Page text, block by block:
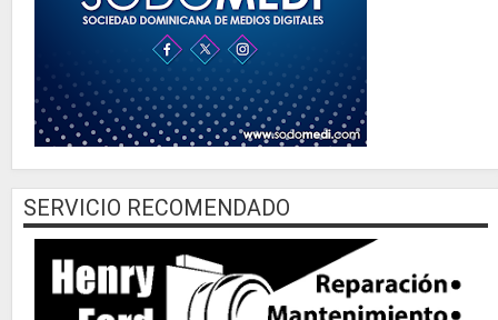
SERVICIO RECOMENDADO